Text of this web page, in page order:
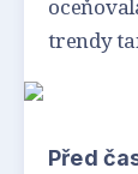
trendy
Před